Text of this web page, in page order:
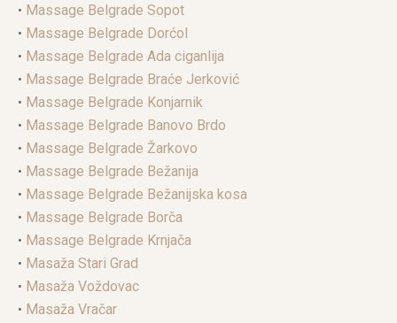
• Massage Belgrade Sopot
• Massage Belgrade Dorćol
• Massage Belgrade Ada ciganlija
• Massage Belgrade Braće Jerković
• Massage Belgrade Konjarnik
• Massage Belgrade Banovo Brdo
• Massage Belgrade Žarkovo
• Massage Belgrade Bežanija
• Massage Belgrade Bežanijska kosa
• Massage Belgrade Borča
• Massage Belgrade Krnjača
• Masaža Stari Grad
• Masaža Voždovac
• Masaža Vračar